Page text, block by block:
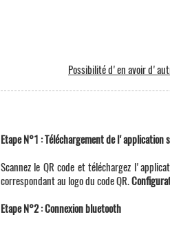
Possibilité d'en avoir
Etape N°1 : Téléchargement de l'application
Scannez le QR code et téléchargez
correspondant au logo du code QR.
Etape N°2 : Connexion bluetooth